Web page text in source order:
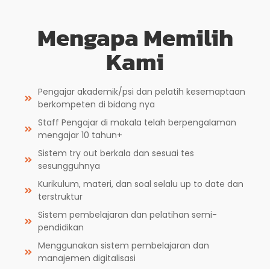
Mengapa Memilih
Kami
Pengajar akademik/psi dan pelatih kesemaptaan
berkompeten di bidang nya
Staff Pengajar di makala telah berpengalaman
mengajar 10 tahun+
Sistem try out berkala dan sesuai tes
sesungguhnya
Kurikulum, materi, dan soal selalu up to date dan
terstruktur
Sistem pembelajaran dan pelatihan semi-
pendidikan
Menggunakan sistem pembelajaran dan
manajemen digitalisasi